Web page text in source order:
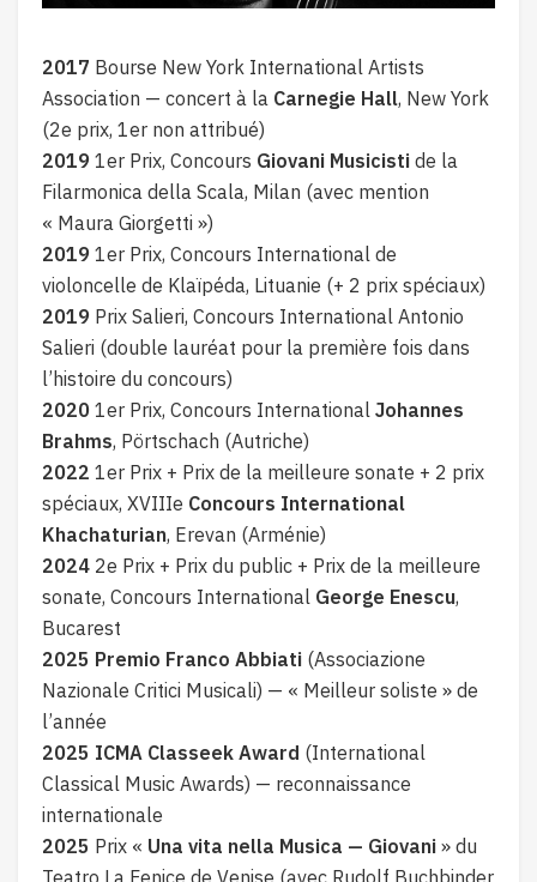
2017 Bourse New York International Artists
Association — concert à la Carnegie Hall, New York
(2e prix, 1er non attribué)
2019 1er Prix, Concours Giovani Musicisti de la
Filarmonica della Scala, Milan (avec mention
« Maura Giorgetti »)
2019 1er Prix, Concours International de
violoncelle de Klaïpéda, Lituanie (+ 2 prix spéciaux)
2019 Prix Salieri, Concours International Antonio
Salieri (double lauréat pour la première fois dans
l’histoire du concours)
2020 1er Prix, Concours International Johannes
Brahms, Pörtschach (Autriche)
2022 1er Prix + Prix de la meilleure sonate + 2 prix
spéciaux, XVIIIe Concours International
Khachaturian, Erevan (Arménie)
2024 2e Prix + Prix du public + Prix de la meilleure
sonate, Concours International George Enescu,
Bucarest
2025 Premio Franco Abbiati (Associazione
Nazionale Critici Musicali) — « Meilleur soliste » de
l’année
2025 ICMA Classeek Award (International
Classical Music Awards) — reconnaissance
internationale
2025 Prix « Una vita nella Musica — Giovani » du